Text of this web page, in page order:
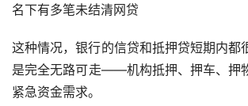
名下有多笔未结清网贷
这种情况，银行的信贷和抵押贷短期内都
是完全无路可走——机构抵押、押车、押
紧急资金需求。